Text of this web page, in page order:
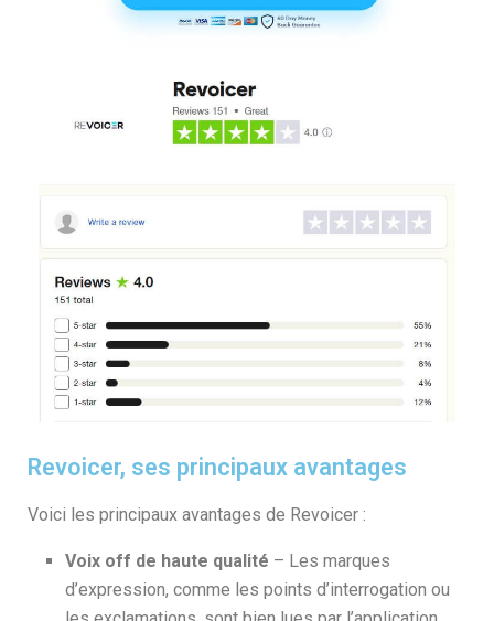
Revoicer, ses principaux avantages​
Voici les principaux avantages de Revoicer :
Voix off de haute qualité – Les marques
d’expression, comme les points d’interrogation ou